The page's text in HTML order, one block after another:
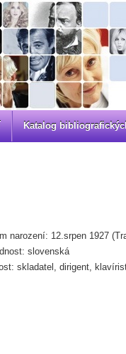
narození: 12.srpen 1927
slovenská
skladatel, dirigent,
Katalog